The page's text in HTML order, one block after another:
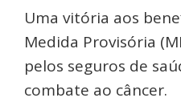
Uma vitória aos
Medida Provisória
pelos seguros de
combate ao câncer.